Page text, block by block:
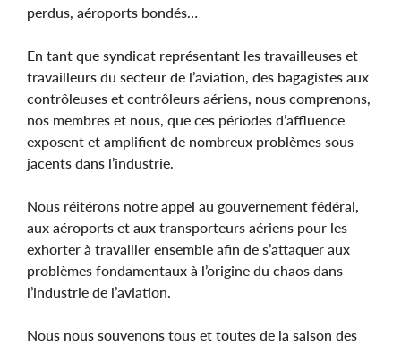
perdus, aéroports bondés…
En tant que syndicat représentant les travailleuses et
travailleurs du secteur de l’aviation, des bagagistes aux
contrôleuses et contrôleurs aériens, nous comprenons,
nos membres et nous, que ces périodes d’affluence
exposent et amplifient de nombreux problèmes sous-
jacents dans l’industrie.
Nous réitérons notre appel au gouvernement fédéral,
aux aéroports et aux transporteurs aériens pour les
exhorter à travailler ensemble afin de s’attaquer aux
problèmes fondamentaux à l’origine du chaos dans
l’industrie de l’aviation.
Nous nous souvenons tous et toutes de la saison des